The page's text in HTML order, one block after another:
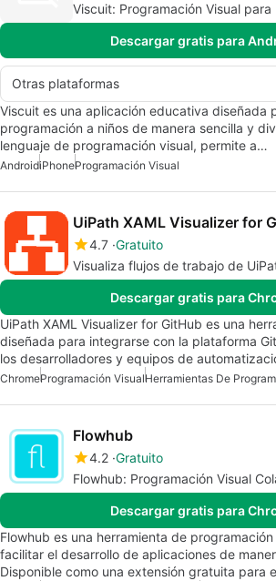
Viscuit: Programación Visual para
Descargar gratis para
Otras plataformas
Viscuit es una aplicación educativa diseñada
programación a niños de manera sencilla y
lenguaje de programación visual, permite a…
AndroidiPhoneProgramación Visual
UiPath XAML Visualizer for
4.7 Gratuito
Visualiza flujos de trabajo de
Descargar gratis para
UiPath XAML Visualizer for GitHub es una
diseñada para integrarse con la plataforma
los desarrolladores y equipos de
ChromeProgramación VisualHerramientas De
Flowhub
4.2 Gratuito
Flowhub: Programación Visual
Descargar gratis para
Flowhub es una herramienta de
facilitar el desarrollo de aplicaciones de
Disponible como una extensión gratuita para